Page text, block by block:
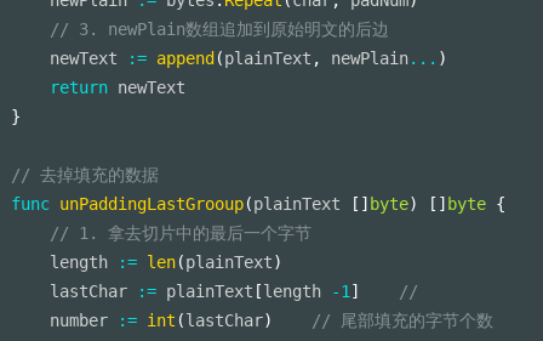
// 3. newPlain数组追加到原始明文的后边
    newText
:= append(plainText , newPlain... )
return newText
}
// 去掉填充的数据
func unPaddingLastGrooup(plainText [ ]byte) [ ]byte {
// 1. 拿去切片中的最后一个字节
    length
:= len(plainText)
    lastChar
:= plainText [length -1 ]
//
    number
:= int (lastChar)
// 尾部填充的字节个数